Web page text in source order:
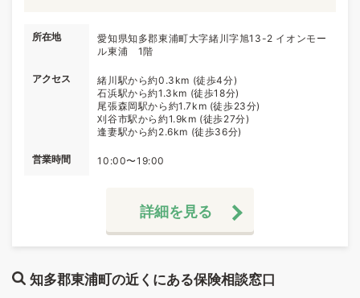
所在地
愛知県知多郡東浦町大字緒川字旭13-2 イオンモー
ル東浦 1階
アクセス
緒川駅から約0.3km (徒歩4分)
石浜駅から約1.3km (徒歩18分)
尾張森岡駅から約1.7km (徒歩23分)
刈谷市駅から約1.9km (徒歩27分)
逢妻駅から約2.6km (徒歩36分)
営業時間 10:00〜19:00
詳細を見る
知多郡東浦町の近くにある保険相談窓口